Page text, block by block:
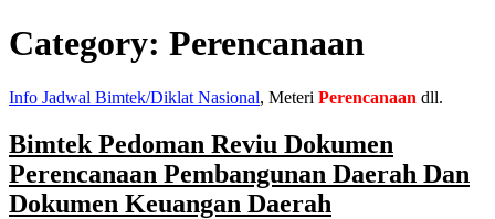
Category: Perencanaan
Info Jadwal Bimtek/Diklat Nasional, Meteri Perencanaan dll.
Bimtek Pedoman Reviu Dokumen
Perencanaan Pembangunan Daerah Dan
Dokumen Keuangan Daerah